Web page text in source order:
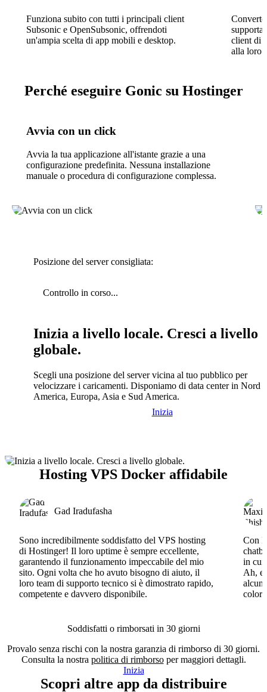
Funziona subito con tutti i principali client
Subsonic e OpenSubsonic, offrendoti
un'ampia scelta di app mobili e desktop.
client di
alla loro
Perché eseguire Gonic su Hostinger
Avvia con un click
Avvia la tua applicazione all'istante grazie a una
configurazione predefinita. Nessuna installazione
manuale o procedura di configurazione complessa.
Posizione del server consigliata:
Controllo in corso...
Inizia a livello locale. Cresci a livello
globale.
Scegli una posizione del server vicina al tuo pubblico per
velocizzare i caricamenti. Disponiamo di data center in Nord
America, Europa, Asia e Sud America.
Inizia
Hosting VPS Docker affidabile
Gad Iradufasha
Sono incredibilmente soddisfatto del VPS hosting
di Hostinger! Il loro uptime è sempre eccellente,
garantendo il funzionamento impeccabile del mio
sito. Ogni volta che ho avuto bisogno di aiuto, il
loro team di supporto tecnico si è dimostrato rapido,
competente e davvero disponibile.
Con
in cui
Ah, e
alcun
Soddisfatti o rimborsati in 30 giorni
Provalo senza rischi con la nostra garanzia di rimborso di 30 giorni.
Consulta la nostra politica di rimborsoper maggiori dettagli.
Inizia
Scopri altre app da distribuire